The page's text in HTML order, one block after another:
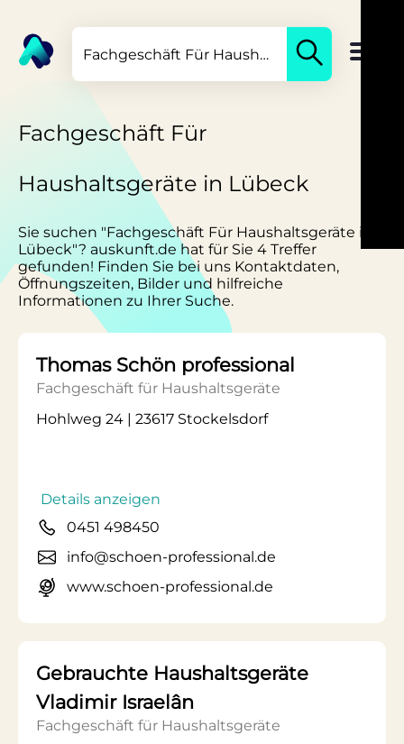
Fachgeschäft Für
Haushaltsgeräte in Lübeck
Sie suchen "Fachgeschäft Für Haushaltsgeräte in
Lübeck"? auskunft.de hat für Sie 4 Treffer
gefunden! Finden Sie bei uns Kontaktdaten,
Öffnungszeiten, Bilder und hilfreiche
Informationen zu Ihrer Suche.
Thomas Schön professional
Fachgeschäft für Haushaltsgeräte
Hohlweg 24 | 23617 Stockelsdorf
Details anzeigen
0451 498450
info@schoen-professional.de
www.schoen-professional.de
Gebrauchte Haushaltsgeräte
Vladimir Israelân
Fachgeschäft für Haushaltsgeräte